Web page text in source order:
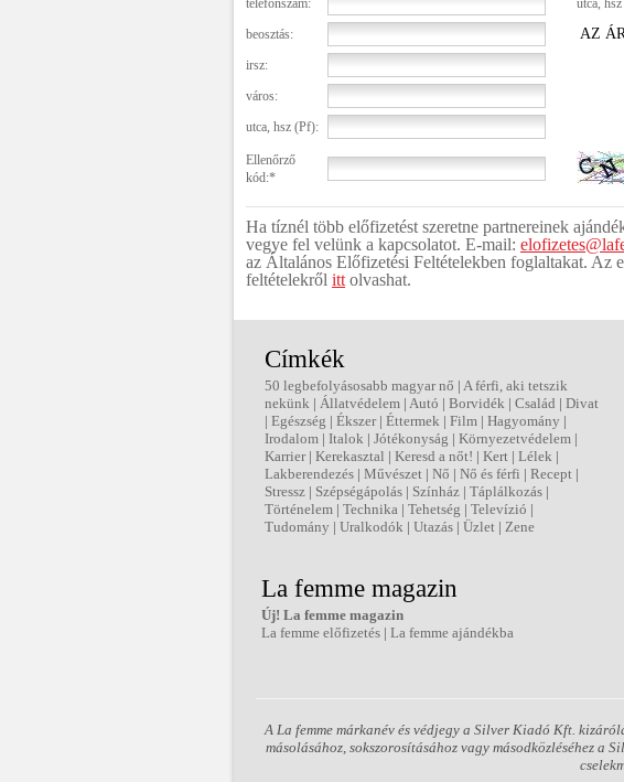
telefonszám:
utca,
beosztás:
AZ
irsz:
város:
utca, hsz (Pf):
Ellenőrző
kód:*
Ha tíznél több előfizetést szeretne partnereinek
vegye fel velünk a kapcsolatot. E-mail:
az Általános Előfizetési Feltételekben foglaltakat. Az
feltételekről itt olvashat.
Címkék
50 legbefolyásosabb magyar nő | A férfi, aki tetszik
nekünk | Állatvédelem | Autó | Borvidék | Család | Divat
| Egészség | Ékszer| Éttermek | Film | Hagyomány |
Irodalom | Italok | Jótékonyság | Környezetvédelem |
Karrier| Kerekasztal | Keresd a nőt! | Kert | Lélek |
Lakberendezés | Művészet | Nő | Nő és férfi | Recept |
Stressz | Szépségápolás | Színház | Táplálkozás |
Történelem | Technika | Tehetség | Televízió |
Tudomány | Uralkodók | Utazás | Üzlet | Zene
La femme magazin
Új! La femme magazin
La femme előfizetés | La femme ajándékba
A La femme márkanév és védjegy a Silver Kiadó Kft.
másolásához, sokszorosításához vagy másodközléséhez